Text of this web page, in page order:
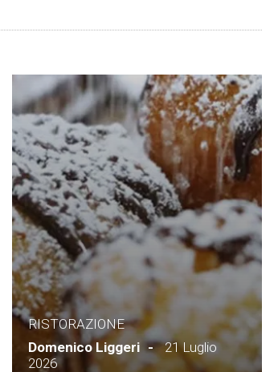
RISTORAZIONE
Domenico Liggeri
21 Luglio
2026